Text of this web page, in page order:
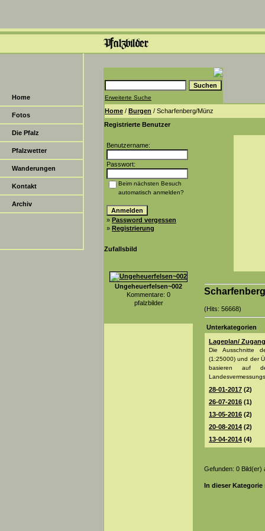
Home
Fotos
Die Pfalz
Pfalzwetter
Wanderungen
Kontakt
Archiv
Erweiterte Suche
Home / Burgen / Scharfenberg/Münz
Registrierte Benutzer
Benutzername:
Passwort:
Beim nächsten Besuch
automatisch anmelden?
» Password vergessen
» Registrierung
Zufallsbild
Ungeheuerfelsen~002
Kommentare: 0
pfalzbilder
(Hits: 56668)
Unterkategorien
Lageplan/ Zugang
Die Ausschnitte
(1:25000) und der
basieren auf
28-01-2017 (2)
26-07-2016 (1)
13-05-2016 (2)
20-08-2014 (2)
13-04-2014 (4)
Gefunden: 0 Bild(er)
In dieser